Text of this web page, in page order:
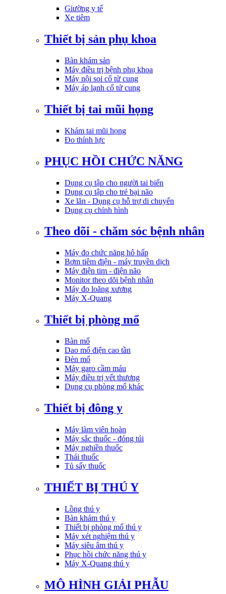
Giường y tế
Xe tiêm
Thiết bị sản phụ khoa
Bàn khám sản
Máy điều trị bệnh phụ khoa
Máy nội soi cổ tử cung
Máy áp lạnh cổ tử cung
Thiết bị tai mũi họng
Khám tai mũi họng
Đo thính lực
PHỤC HỒI CHỨC NĂNG
Dụng cụ tập cho người tai biến
Dụng cụ tập cho trẻ bại não
Xe lăn - Dụng cụ hỗ trợ di chuyển
Dụng cụ chỉnh hình
Theo dõi - chăm sóc bệnh nhân
Máy đo chức năng hô hấp
Bơm tiêm điện - máy truyền dịch
Máy điện tim - điện não
Monitor theo dõi bệnh nhân
Máy đo loãng xương
Máy X-Quang
Thiết bị phòng mổ
Bàn mổ
Dao mổ điện cao tần
Đèn mổ
Máy garo cầm máu
Máy điều trị vết thương
Dụng cụ phòng mổ khác
Thiết bị đông y
Máy làm viên hoàn
Máy sắc thuốc - đóng túi
Máy nghiền thuốc
Thái thuốc
Tủ sấy thuốc
THIẾT BỊ THÚ Y
Lồng thú y
Bàn khám thú y
Thiết bị phòng mổ thú y
Máy xét nghiệm thú y
Máy siêu âm thú y
Phục hồi chức năng thú y
Máy X-Quang thú y
MÔ HÌNH GIẢI PHẪU